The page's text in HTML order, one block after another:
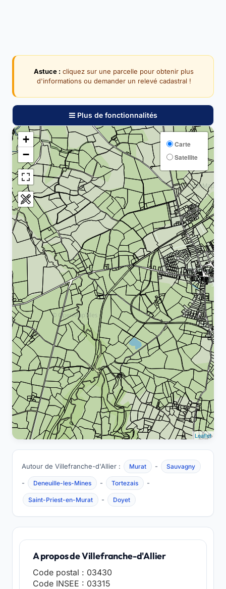
Astuce : cliquez sur une parcelle pour obtenir plus
d'informations ou demander un relevé cadastral !
Plus de fonctionnalités
+
−
Carte
Satellite
Leaflet
Autour de Villefranche-d'Allier : Murat - Sauvagny
- Deneuille-les-Mines - Tortezais -
Saint-Priest-en-Murat - Doyet
A propos de Villefranche-d'Allier
Code postal : 03430
Code INSEE : 03315